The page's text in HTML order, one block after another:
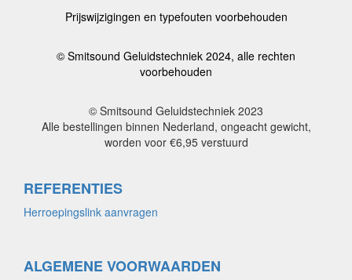
Prijswijzigingen en typefouten voorbehouden
© Smitsound Geluidstechniek 2024, alle rechten
voorbehouden
© Smitsound Geluidstechniek 2023
Alle bestellingen binnen Nederland, ongeacht gewicht,
worden voor €6,95 verstuurd
REFERENTIES
Herroepingslink aanvragen
ALGEMENE VOORWAARDEN